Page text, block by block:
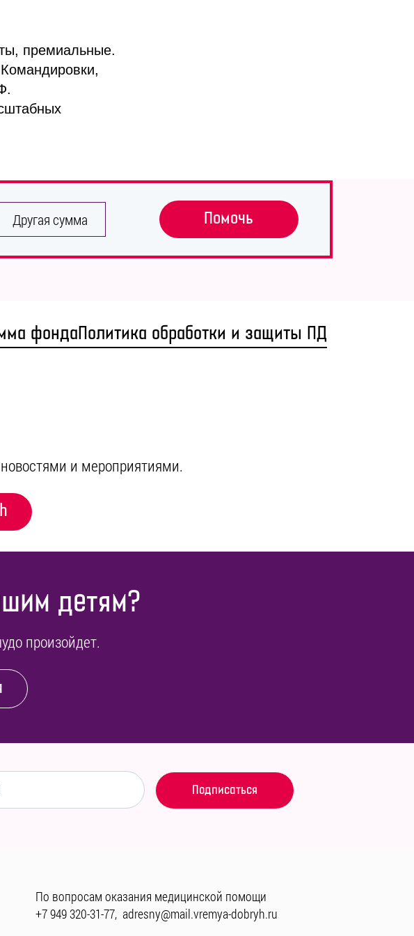
премиальные.
Другая сумма Помочь
фондаПолитика обработки и защиты ПД
и мероприятиями.
детям?
произойдет.
По вопросам оказания медицинской помощи
+7 949 320-31-77, adresny@mail.vremya-dobryh.ru